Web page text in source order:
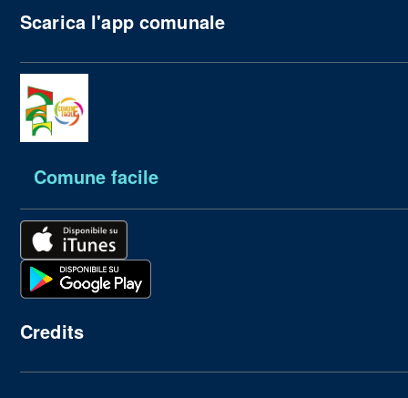
Scarica l'app comunale
Comune facile
Credits